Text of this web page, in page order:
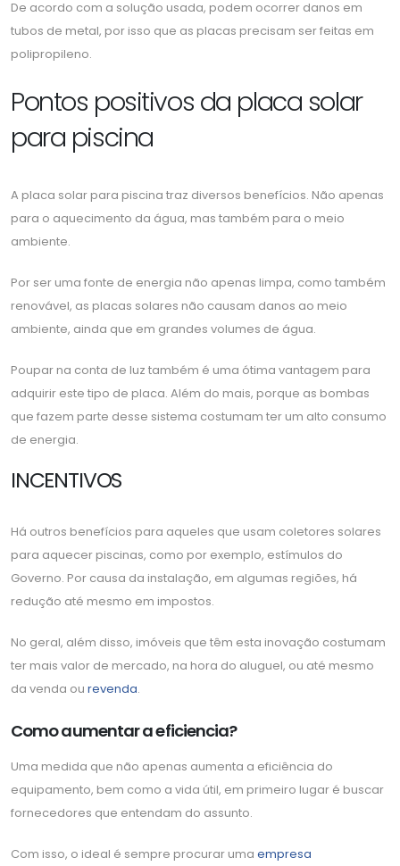
De acordo com a solução usada, podem ocorrer danos em
tubos de metal, por isso que as placas precisam ser feitas em
polipropileno.
Pontos positivos da placa solar
para piscina
A placa solar para piscina traz diversos benefícios. Não apenas
para o aquecimento da água, mas também para o meio
ambiente.
Por ser uma fonte de energia não apenas limpa, como também
renovável, as placas solares não causam danos ao meio
ambiente, ainda que em grandes volumes de água.
Poupar na conta de luz também é uma ótima vantagem para
adquirir este tipo de placa. Além do mais, porque as bombas
que fazem parte desse sistema costumam ter um alto consumo
de energia.
INCENTIVOS
Há outros benefícios para aqueles que usam coletores solares
para aquecer piscinas, como por exemplo, estímulos do
Governo. Por causa da instalação, em algumas regiões, há
redução até mesmo em impostos.
No geral, além disso, imóveis que têm esta inovação costumam
ter mais valor de mercado, na hora do aluguel, ou até mesmo
da venda ou revenda.
Como aumentar a eficiencia?
Uma medida que não apenas aumenta a eficiência do
equipamento, bem como a vida útil, em primeiro lugar é buscar
fornecedores que entendam do assunto.
Com isso, o ideal é sempre procurar uma empresa